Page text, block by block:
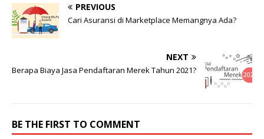
PREVIOUS
Cari Asuransi di Marketplace Memangnya Ada?
NEXT
Berapa Biaya Jasa Pendaftaran Merek Tahun 2021?
BE THE FIRST TO COMMENT